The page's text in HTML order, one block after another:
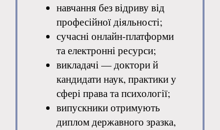
навчання без відриву від
професійної діяльності;
сучасні онлайн-платформи
та електронні ресурси;
викладачі — доктори й
кандидати наук, практики у
сфері права та психології;
випускники отримують
диплом державного зразка,